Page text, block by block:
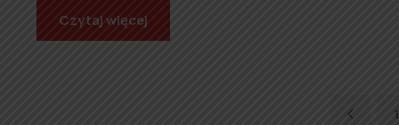
Czytaj więcej
1